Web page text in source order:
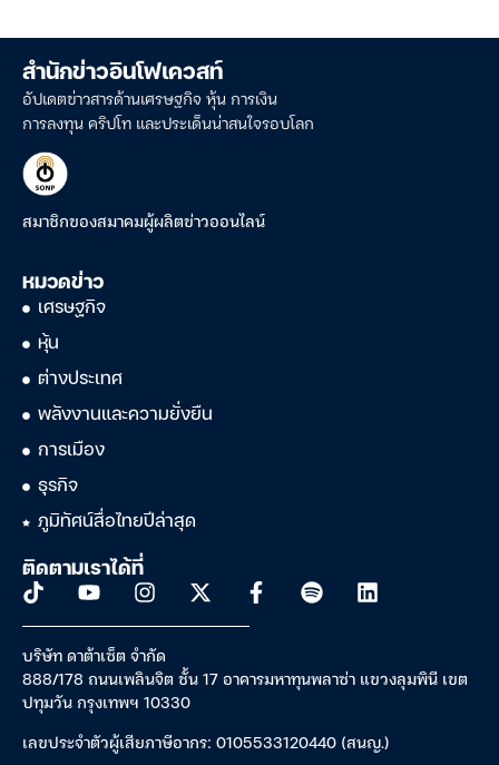
สำนักข่าวอินโฟเควสท์
อัปเดตข่าวสารด้านเศรษฐกิจ หุ้น การเงิน
การลงทุน คริปโท และประเด็นน่าสนใจรอบโลก
สมาชิกของสมาคมผู้ผลิตข่าวออนไลน์
หมวดข่าว
เศรษฐกิจ
หุ้น
ต่างประเทศ
พลังงานและความยั่งยืน
การเมือง
ธุรกิจ
ภูมิทัศน์สื่อไทยปีล่าสุด
ติดตามเราได้ที่
บริษัท ดาต้าเซ็ต จำกัด
888/178 ถนนเพลินจิต ชั้น 17 อาคารมหาทุนพลาซ่า แขวงลุมพินี เขต
ปทุมวัน กรุงเทพฯ 10330
เลขประจำตัวผู้เสียภาษีอากร: 0105533120440 (สนญ.)